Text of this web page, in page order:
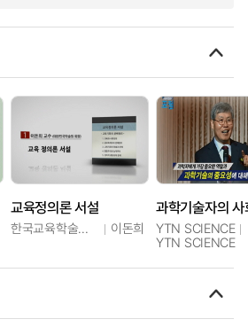
교육정의론 서설
한국교육학술정보원 이돈희
YTN SCIENCE
YTN SCIENCE